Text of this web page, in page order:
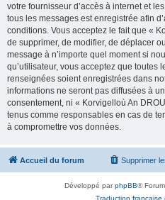
votre fournisseur d’accès à internet et
tous les messages est enregistrée afin
conditions. Vous acceptez le fait que «
de supprimer, de modifier, de déplacer
message à n’importe quel moment si
qu’utilisateur, vous acceptez que toutes
renseignées soient enregistrées dans
informations ne seront pas diffusées à
consentement, ni « Korvigelloù An
tenus comme responsables en cas de
à compromettre vos données.
Accueil du forum Supprimer
Développé parphpBB®
Traduction française